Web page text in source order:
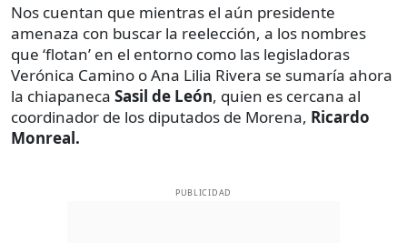
Nos cuentan que mientras el aún presidente
amenaza con buscar la reelección, a los nombres
que ‘flotan’ en el entorno como las legisladoras
Verónica Camino o Ana Lilia Rivera se sumaría ahora
la chiapaneca Sasil de León, quien es cercana al
coordinador de los diputados de Morena, Ricardo
Monreal.
PUBLICIDAD